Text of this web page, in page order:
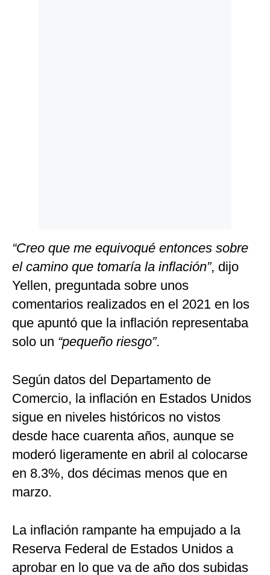
“Creo que me equivoqué entonces sobre
el camino que tomaría la inflación”, dijo
Yellen, preguntada sobre unos
comentarios realizados en el 2021 en los
que apuntó que la inflación representaba
solo un “pequeño riesgo”.
Según datos del Departamento de
Comercio, la inflación en Estados Unidos
sigue en niveles históricos no vistos
desde hace cuarenta años, aunque se
moderó ligeramente en abril al colocarse
en 8.3%, dos décimas menos que en
marzo.
La inflación rampante ha empujado a la
Reserva Federal de Estados Unidos a
aprobar en lo que va de año dos subidas